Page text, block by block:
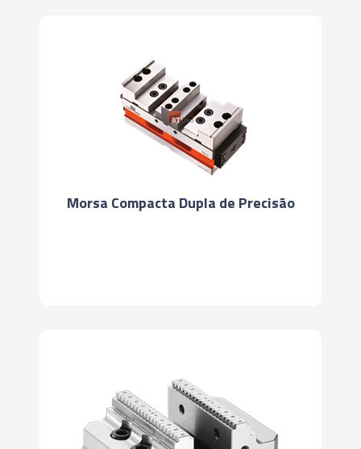
Morsa Compacta Dupla de Precisão